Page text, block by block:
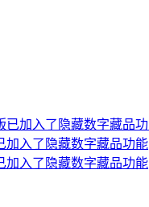
加入了隐藏数字藏品功能
加入了隐藏数字藏品功能